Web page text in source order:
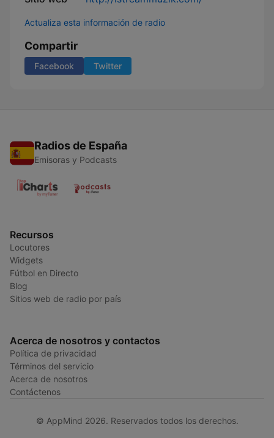
Actualiza esta información de radio
Compartir
Facebook Twitter
Radios de España
Emisoras y Podcasts
Recursos
Locutores
Widgets
Fútbol en Directo
Blog
Sitios web de radio por país
Acerca de nosotros y contactos
Política de privacidad
Términos del servicio
Acerca de nosotros
Contáctenos
© AppMind 2026. Reservados todos los derechos.